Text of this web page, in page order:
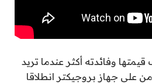
وفائدته أكثر عندما تريد
على جهاز بروجيكتر انطلاقا